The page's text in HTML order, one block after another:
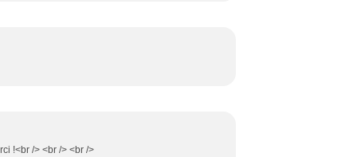
!<br /> <br /> <br />